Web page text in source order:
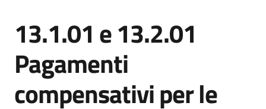
Servizi
Leggi
atti
Salta al contenuto
13.1.01 e 13.2.01
Pagamenti
compensativi per le